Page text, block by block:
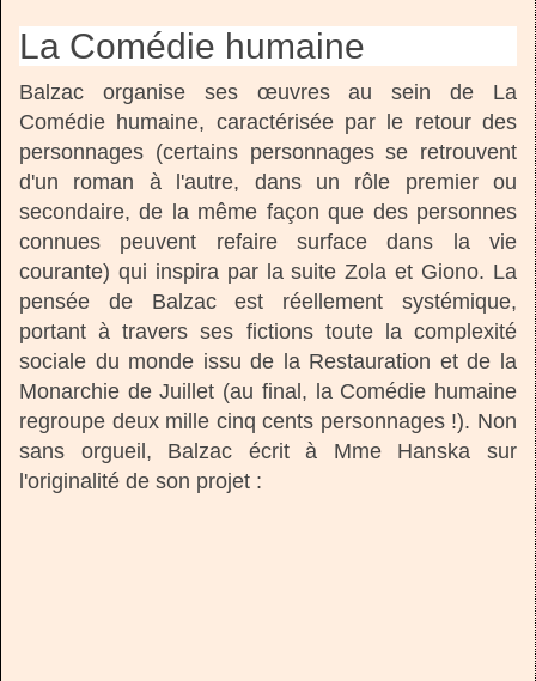
La Comédie humaine
Balzac organise ses œuvres au sein de La
Comédie humaine, caractérisée par le retour des
personnages (certains personnages se retrouvent
d'un roman à l'autre, dans un rôle premier ou
secondaire, de la même façon que des personnes
connues peuvent refaire surface dans la vie
courante) qui inspira par la suite Zola et Giono. La
pensée de Balzac est réellement systémique,
portant à travers ses fictions toute la complexité
sociale du monde issu de la Restauration et de la
Monarchie de Juillet (au final, la Comédie humaine
regroupe deux mille cinq cents personnages !). Non
sans orgueil, Balzac écrit à Mme Hanska sur
l'originalité de son projet :